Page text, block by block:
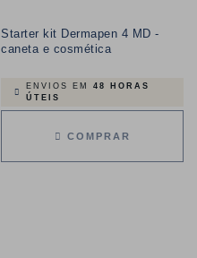
Starter kit Dermapen 4 MD -
caneta e cosmética
ENVIOS EM 48 HORAS
ÚTEIS
COMPRAR